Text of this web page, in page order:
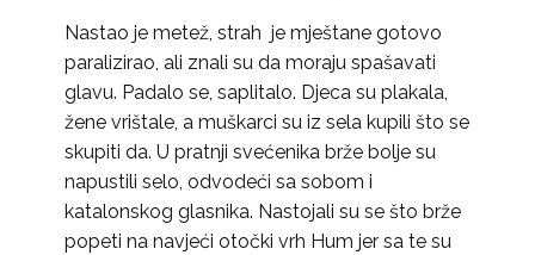
Nastao je metež, strah je mještane gotovo
paralizirao, ali znali su da moraju spašavati
glavu. Padalo se, saplitalo. Djeca su plakala,
žene vrištale, a muškarci su iz sela kupili što se
skupiti da. U pratnji svećenika brže bolje su
napustili selo, odvodeći sa sobom i
katalonskog glasnika. Nastojali su se što brže
popeti na navjeći otočki vrh Hum jer sa te su